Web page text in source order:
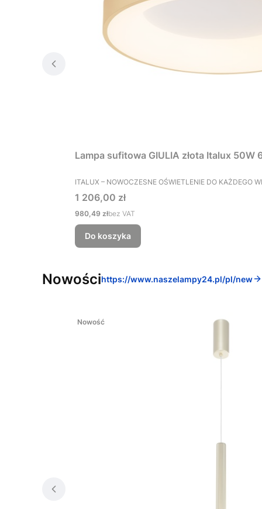
Lampa sufitowa GIULIA złota Italux
PRODUCENT
ITALUX – NOWOCZESNE OŚWIETLENIE DO KAŻDEGO
Cena
1 206,00 zł
Cena
980,49 złbez VAT
Do koszyka
Nowościhttps://www.naszelampy24.pl/pl/new
Nowość